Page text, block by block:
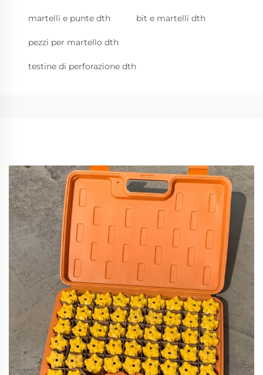
martelli e punte dth bit e martelli dth
pezzi per martello dth
testine di perforazione dth